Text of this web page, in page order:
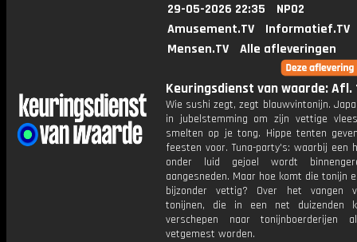
29-05-2026 22:35
NPO2
Amusement.TV
Informatief.TV
Mensen.TV
Alle afleveringen
Keuringsdienst van waarde: Afl.
Wie sushi zegt, zegt blauwvintonijn.
in jubelstemming om zijn vettige
smelten op je tong. Hippe tenten
feesten voor. Tuna-party's: waarbij een
onder luid gejoel wordt
aangesneden. Maar hoe komt die tonijn
bijzonder vettig? Over het vangen
tonijnen, die in een net duizenden
verschepen naar tonijnboerderijen
vetgemest worden.